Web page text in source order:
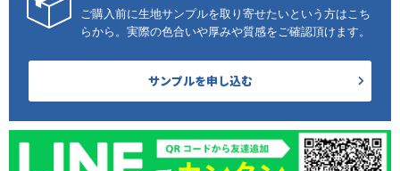
ご購入前に生地サンプルを取り寄せたいという方はこち
らから。実際の色合いや厚みや質感をご確認頂けます。
サンプルを申し込む